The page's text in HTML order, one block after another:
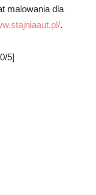
malowania dla
.
5]